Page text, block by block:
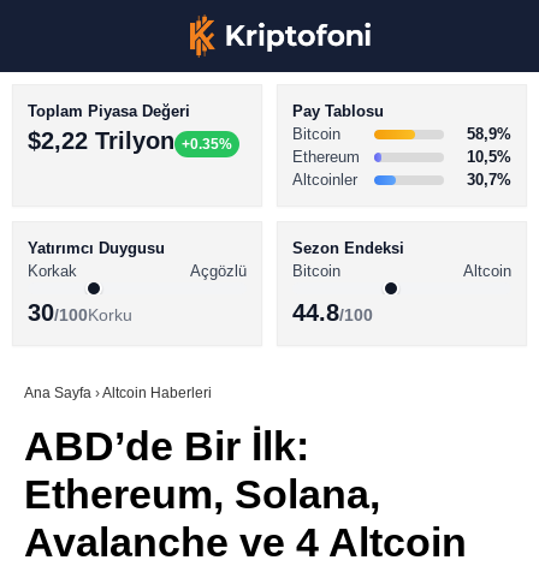
TikTok
BİTCOİN HABERLERİ
ALTCOİN HABERLERİ
SÖZLÜK
Toplam Piyasa Değeri
$2,22 Trilyon +0.35%
Pay Tablosu
Bitcoin
58,9%
Ethereum
10,5%
Altcoinler
30,7%
Yatırımcı Duygusu
Korkak
Açgözlü
30/100Korku
Sezon Endeksi
Bitcoin
Altcoin
44.8/100
Ana Sayfa ›Altcoin Haberleri
ABD’de Bir İlk:
Ethereum, Solana,
Avalanche ve 4 Altcoin